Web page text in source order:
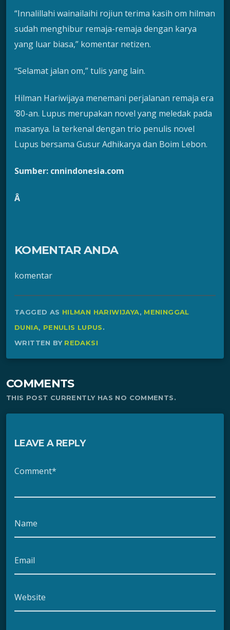
“Innalillahi wainailaihi rojiun terima kasih om hilman
sudah menghibur remaja-remaja dengan karya
yang luar biasa,” komentar netizen.
“Selamat jalan om,” tulis yang lain.
Hilman Hariwijaya menemani perjalanan remaja era
’80-an. Lupus merupakan novel yang meledak pada
masanya. Ia terkenal dengan trio penulis novel
Lupus bersama Gusur Adhikarya dan Boim Lebon.
Sumber: cnnindonesia.com
Â
KOMENTAR ANDA
komentar
TAGGED AS HILMAN HARIWIJAYA, MENINGGAL
DUNIA, PENULIS LUPUS.
WRITTEN BY REDAKSI
COMMENTS
THIS POST CURRENTLY HAS NO COMMENTS.
LEAVE A REPLY
Comment*
Name
Email
Website